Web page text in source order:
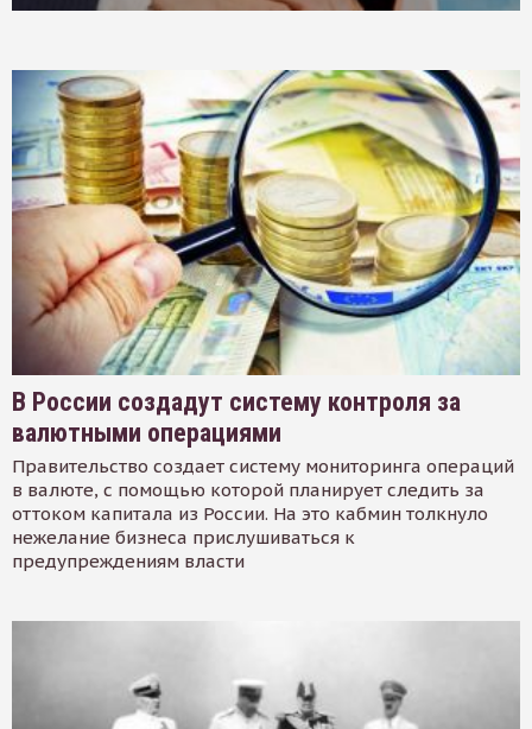
В России создадут систему контроля за
валютными операциями
Правительство создает систему мониторинга операций
в валюте, с помощью которой планирует следить за
оттоком капитала из России. На это кабмин толкнуло
нежелание бизнеса прислушиваться к
предупреждениям власти